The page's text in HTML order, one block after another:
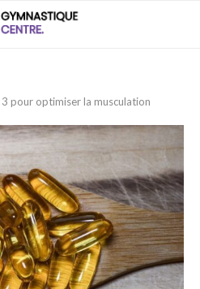
3 pour optimiser la musculation